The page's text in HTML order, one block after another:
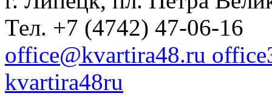
Тел. +7 (4742) 47-06-16
office@kvartira48.ru
kvartira48ru